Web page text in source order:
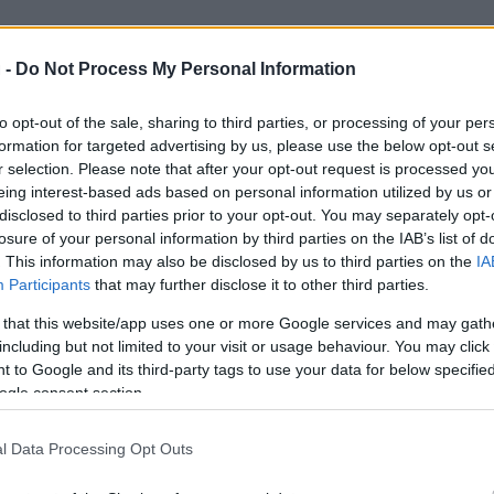
- Do Not Process My Personal Information
opt-out of the sale, sharing to third parties, or processing of your
for targeted advertising by us, please use the below opt-out
selection. Please note that after your opt-out request is processed
interest-based ads based on personal information utilized by us
to third parties prior to your opt-out. You may separately
of your personal information by third parties on the IAB’s list of
This information may also be disclosed by us to third parties on the
Participants that may further disclose it to other third parties.
that this website/app uses one or more Google services and may
but not limited to your visit or usage behaviour. You may
to Google and its third-party tags to use your data for below
consent section.
Data Processing Opt Outs
és a főváros vezetése számára; ezt mutatja,
Margitszigeti Szabadtéri Színpad felújítására a kormány
meg, és a tavalyi, a belső tereket érintő felújítás után a
immár második évben kerül sor a csodálatos, ősfákkal
előadásában, Takács-Nagy Gábor vezényletével először
Scsedrin Carmen szvitjét hallhatja a frissen felújított
sor a felújított, barcelonai, mágikus típusúvá átalakított
készült, felújították az építészeti elemeket, és